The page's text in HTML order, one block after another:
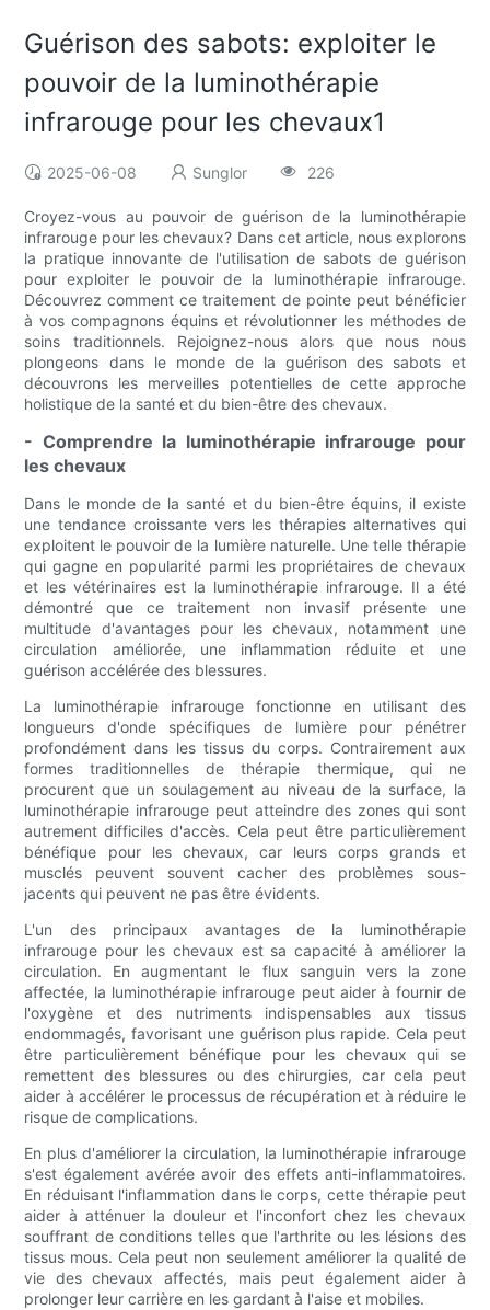
Guérison des sabots: exploiter le
pouvoir de la luminothérapie
infrarouge pour les chevaux1
2025-06-08 Sunglor 226
Croyez-vous au pouvoir de guérison de la luminothérapie
infrarouge pour les chevaux? Dans cet article, nous explorons
la pratique innovante de l'utilisation de sabots de guérison
pour exploiter le pouvoir de la luminothérapie infrarouge.
Découvrez comment ce traitement de pointe peut bénéficier
à vos compagnons équins et révolutionner les méthodes de
soins traditionnels. Rejoignez-nous alors que nous nous
plongeons dans le monde de la guérison des sabots et
découvrons les merveilles potentielles de cette approche
holistique de la santé et du bien-être des chevaux.
- Comprendre la luminothérapie infrarouge pour
les chevaux
Dans le monde de la santé et du bien-être équins, il existe
une tendance croissante vers les thérapies alternatives qui
exploitent le pouvoir de la lumière naturelle. Une telle thérapie
qui gagne en popularité parmi les propriétaires de chevaux
et les vétérinaires est la luminothérapie infrarouge. Il a été
démontré que ce traitement non invasif présente une
multitude d'avantages pour les chevaux, notamment une
circulation améliorée, une inflammation réduite et une
guérison accélérée des blessures.
La luminothérapie infrarouge fonctionne en utilisant des
longueurs d'onde spécifiques de lumière pour pénétrer
profondément dans les tissus du corps. Contrairement aux
formes traditionnelles de thérapie thermique, qui ne
procurent que un soulagement au niveau de la surface, la
luminothérapie infrarouge peut atteindre des zones qui sont
autrement difficiles d'accès. Cela peut être particulièrement
bénéfique pour les chevaux, car leurs corps grands et
musclés peuvent souvent cacher des problèmes sous-
jacents qui peuvent ne pas être évidents.
L'un des principaux avantages de la luminothérapie
infrarouge pour les chevaux est sa capacité à améliorer la
circulation. En augmentant le flux sanguin vers la zone
affectée, la luminothérapie infrarouge peut aider à fournir de
l'oxygène et des nutriments indispensables aux tissus
endommagés, favorisant une guérison plus rapide. Cela peut
être particulièrement bénéfique pour les chevaux qui se
remettent des blessures ou des chirurgies, car cela peut
aider à accélérer le processus de récupération et à réduire le
risque de complications.
En plus d'améliorer la circulation, la luminothérapie infrarouge
s'est également avérée avoir des effets anti-inflammatoires.
En réduisant l'inflammation dans le corps, cette thérapie peut
aider à atténuer la douleur et l'inconfort chez les chevaux
souffrant de conditions telles que l'arthrite ou les lésions des
tissus mous. Cela peut non seulement améliorer la qualité de
vie des chevaux affectés, mais peut également aider à
prolonger leur carrière en les gardant à l'aise et mobiles.